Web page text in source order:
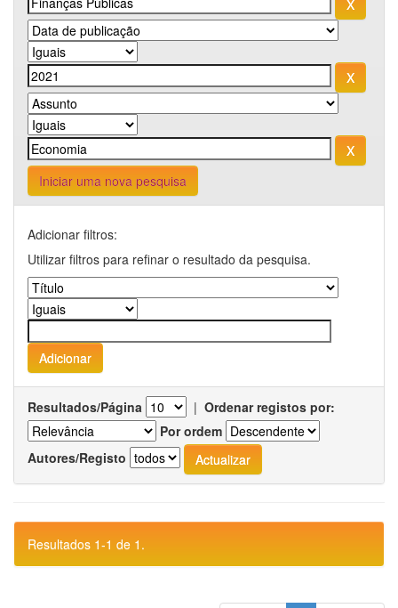
Iniciar uma nova pesquisa
Adicionar filtros:
Utilizar filtros para refinar o resultado da pesquisa.
Resultados/Página | Ordenar registos por:
Por ordem
Autores/Registo
Resultados 1-1 de 1.